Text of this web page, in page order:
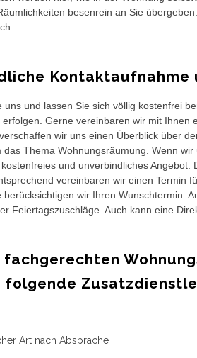
besenrein an Sie
uns und lassen Sie sich völlig kostenfrei
Gerne vereinbaren wir mit
wir uns einen Überblick über
das Thema Wohnungsräumung. Wenn
und unverbindliches
vereinbaren wir einen Termin
berücksichtigen wir Ihren Wunschtermin.
Feiertagszuschläge. Auch kann eine
fachgerechten
folgende
Art nach Absprache